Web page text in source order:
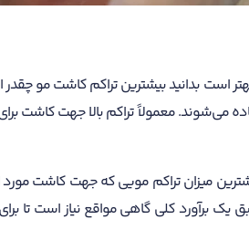
است بدانید بیشترین تراکم کاشت مو
معمولاً تراکم بالا جهت کاشت
برآورد کلی گاهی مواقع نیاز است تا